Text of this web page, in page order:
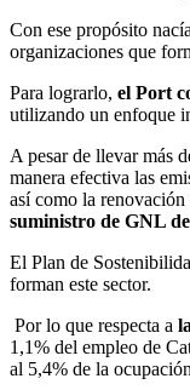
Con ese propósito
organizaciones que
Para lograrlo, el Port
utilizando un enfoque
A pesar de llevar más
manera efectiva las
así como la
suministro de GNL
El Plan de
forman este sector.
Por lo que respecta a
1,1% del empleo de
al 5,4% de la